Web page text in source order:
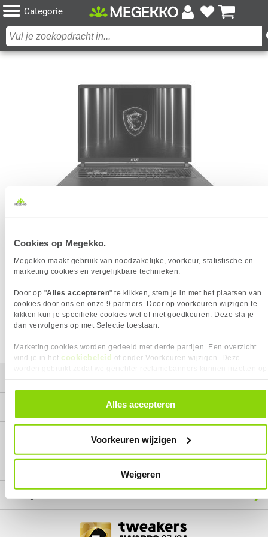
Cookies op Megekko.
Megekko maakt gebruik van noodzakelijke, voorkeur, statistische en
marketing cookies en vergelijkbare technieken.
Door op "Alles accepteren" te klikken, stem je in met het plaatsen van
cookies door ons en onze 9 partners. Door op voorkeuren wijzigen te
kikken kun je specifieke cookies wel of niet goedkeuren. Deze sla je
dan vervolgens op met Selectie toestaan.
Marketing cookies worden gedeeld met derde partijen. Een overzicht
vind je in het cookiebeleid of onder Voorkeuren wijzigen. Deze
alle cookies. Je kunt je gegeven toestemming altijd intrekken, dit doe je
door in de footer van onze website te klikken op ‘Cookievoorkeuren’
Alles accepteren
Voorkeuren wijzigen
Weigeren
Categorie
MSI VECTOR 16 HX AI A2XWIG-209NL 16" CORE
ULTRA 9 275HX RTX 5080 GAMING LAPTOP
Het product dat je zocht is helaas niet meer beschikbaar.
Wij doen ons uiterste best om al onze producten zo lang
mogelijk leverbaar te houden.
Helaas is dit product op dit
moment bij geen van onze leveranciers leverbaar.
We helpen je graag met een ander product uit de categorie